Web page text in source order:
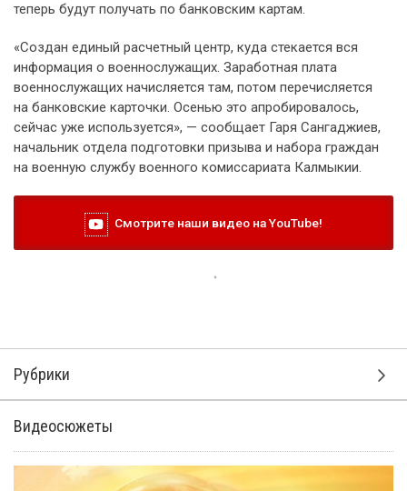
теперь будут получать по банковским картам.
«Создан единый расчетный центр, куда стекается вся
информация о военнослужащих. Заработная плата
военнослужащих начисляется там, потом перечисляется
на банковские карточки. Осенью это апробировалось,
сейчас уже используется», — сообщает Гаря Сангаджиев,
начальник отдела подготовки призыва и набора граждан
на военную службу военного комиссариата Калмыкии.
Смотрите наши видео на YouTube!
Рубрики
Видеосюжеты